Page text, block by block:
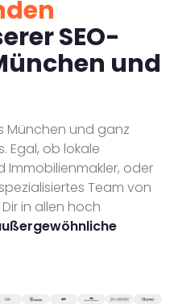
SEO-
und
München und ganz
Egal, ob lokale
oder
Team von
in allen hoch